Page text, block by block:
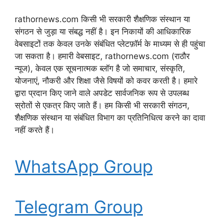
rathornews.com किसी भी सरकारी शैक्षणिक संस्थान या
संगठन से जुड़ा या संबद्ध नहीं है। इन निकायों की आधिकारिक
वेबसाइटों तक केवल उनके संबंधित प्लेटफ़ॉर्म के माध्यम से ही पहुंचा
जा सकता है। हमारी वेबसाइट, rathornews.com (राठौर
न्यूज), केवल एक सूचनात्मक ब्लॉग है जो समाचार, संस्कृति,
योजनाएं, नौकरी और शिक्षा जैसे विषयों को कवर करती है। हमारे
द्वारा प्रदान किए जाने वाले अपडेट सार्वजनिक रूप से उपलब्ध
स्रोतों से एकत्र किए जाते हैं। हम किसी भी सरकारी संगठन,
शैक्षणिक संस्थान या संबंधित विभाग का प्रतिनिधित्व करने का दावा
नहीं करते हैं।
WhatsApp Group
Telegram Group